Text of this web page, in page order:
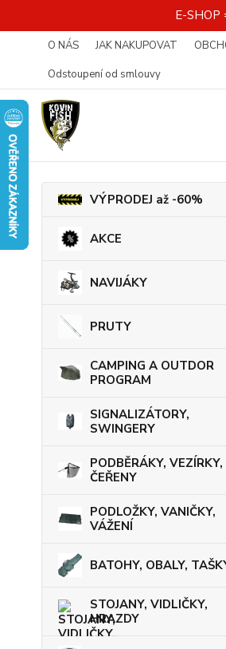
E-SHOP
O NÁS JAK NAKUPOVAT
Odstoupení od smlouvy
VÝPRODEJ až -60%
AKCE
NAVIJÁKY
PRUTY
CAMPING A OUTDOR
PROGRAM
SIGNALIZÁTORY,
SWINGERY
PODBĚRÁKY, VEZÍRKY,
ČEŘENY
PODLOŽKY, VANIČKY,
VÁŽENÍ
BATOHY, OBALY,
STOJANY, VIDLIČKY,
HRAZDY